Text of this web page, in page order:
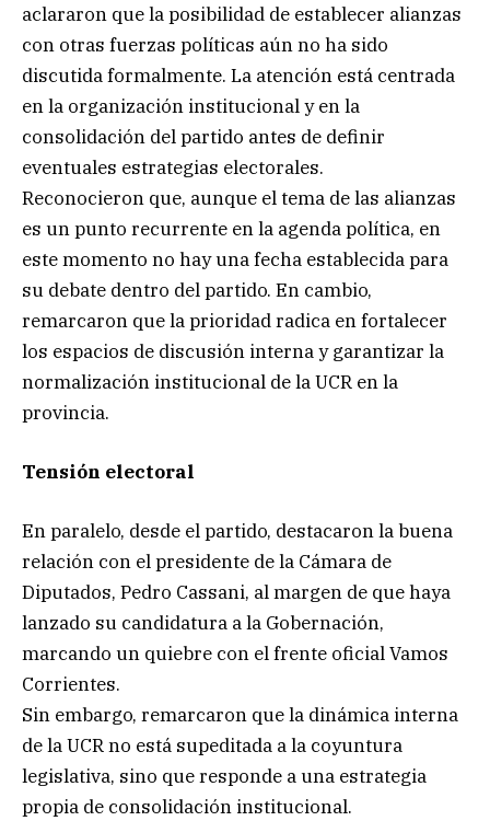
aclararon que la posibilidad de establecer alianzas
con otras fuerzas políticas aún no ha sido
discutida formalmente. La atención está centrada
en la organización institucional y en la
consolidación del partido antes de definir
eventuales estrategias electorales.
Reconocieron que, aunque el tema de las alianzas
es un punto recurrente en la agenda política, en
este momento no hay una fecha establecida para
su debate dentro del partido. En cambio,
remarcaron que la prioridad radica en fortalecer
los espacios de discusión interna y garantizar la
normalización institucional de la UCR en la
provincia.
Tensión electoral
En paralelo, desde el partido, destacaron la buena
relación con el presidente de la Cámara de
Diputados, Pedro Cassani, al margen de que haya
lanzado su candidatura a la Gobernación,
marcando un quiebre con el frente oficial Vamos
Corrientes.
Sin embargo, remarcaron que la dinámica interna
de la UCR no está supeditada a la coyuntura
legislativa, sino que responde a una estrategia
propia de consolidación institucional.